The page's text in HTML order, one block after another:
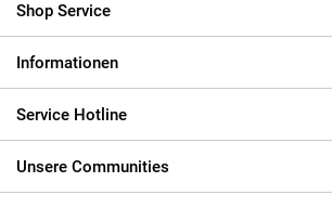
Shop Service
Informationen
Service Hotline
Unsere Communities